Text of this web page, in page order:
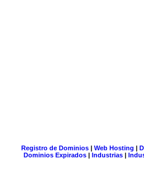
Registro de Dominios| Web Hosting |
Dominios Expirados | Industrias |